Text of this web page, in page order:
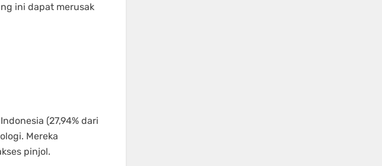
ini dapat merusak
(27,94% dari
Mereka
pinjol.